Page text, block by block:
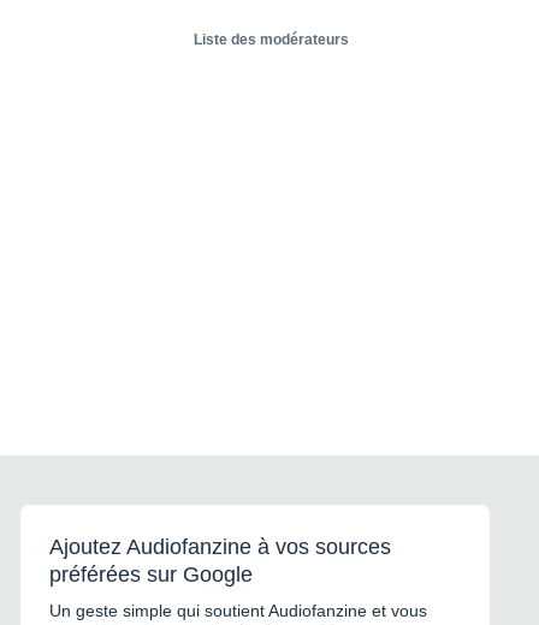
Liste des modérateurs
Ajoutez Audiofanzine à vos sources
préférées sur Google
Un geste simple qui soutient Audiofanzine et vous